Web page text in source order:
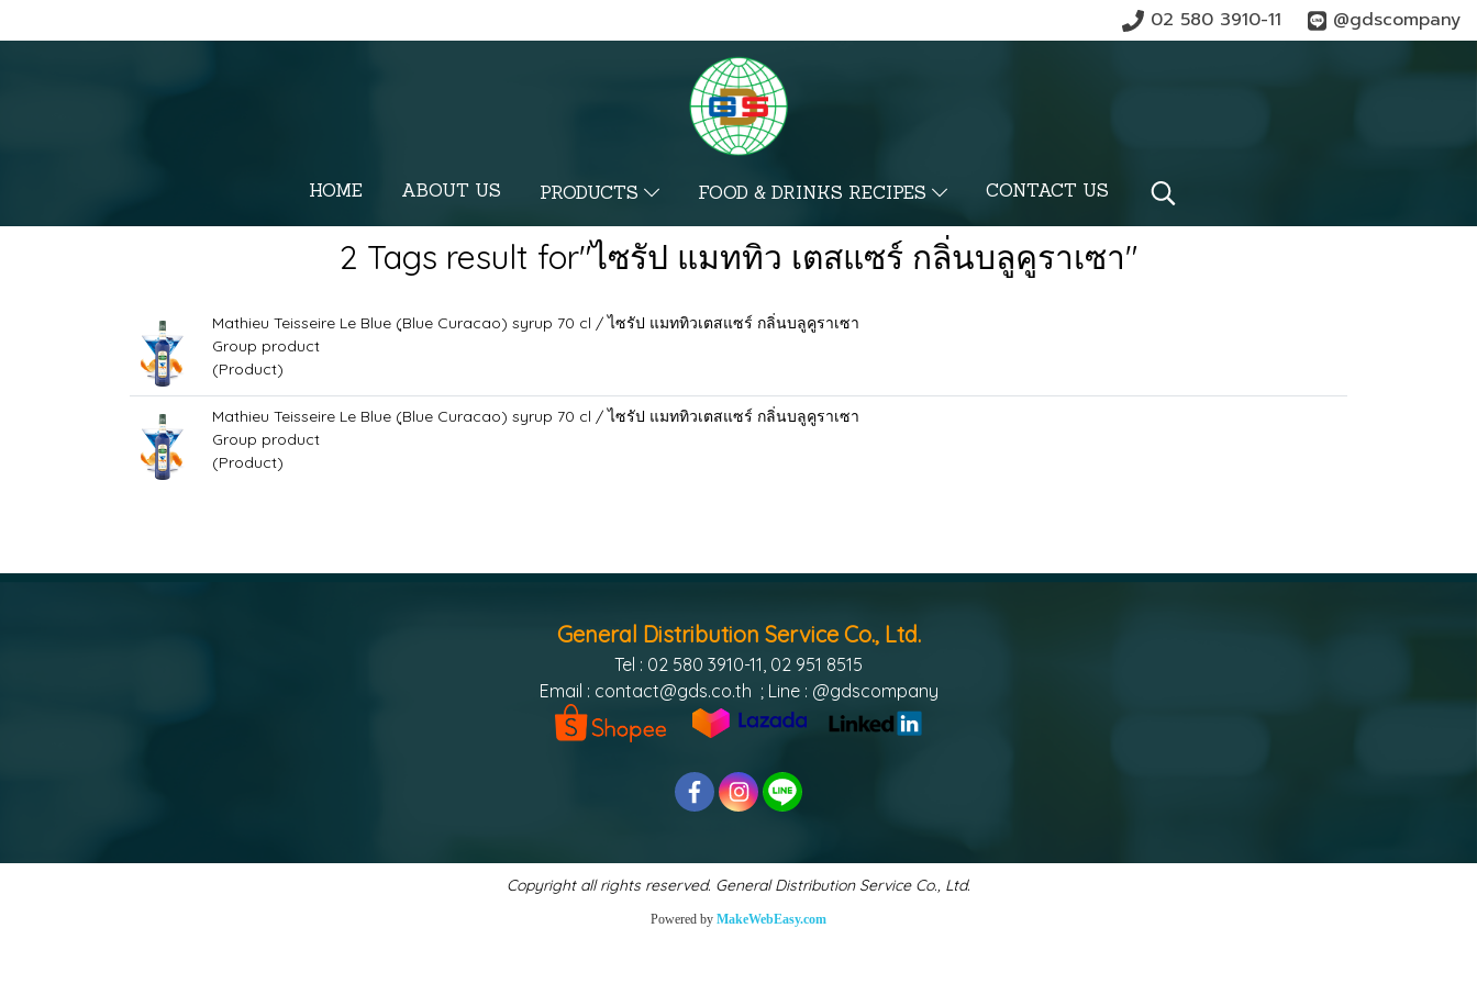
02 580 3910-11 @gdscompany
HOME ABOUT US PRODUCTS FOOD & DRINKS RECIPES CONTACT US
2 Tags result for"ไซรัป แมททิว เตสแซร์ กลิ่นบลูคูราเซา"
Mathieu Teisseire Le Blue (ฺBlue Curacao) syrup 70 cl / ไซรัป แมททิวเตสแซร์ กลิ่นบลูคูราเซา
Group product
(Product)
Mathieu Teisseire Le Blue (ฺBlue Curacao) syrup 70 cl / ไซรัป แมททิวเตสแซร์ กลิ่นบลูคูราเซา
Group product
(Product)
General Distribution Service Co., Ltd.
Tel : 02 580 3910-11, 02 951 8515
Email : contact@gds.co.th ; Line : @gdscompany
Copyright all rights reserved. General Distribution Service Co., Ltd.
Powered by MakeWebEasy.com